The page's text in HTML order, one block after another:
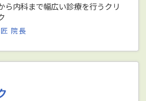
ら内科まで幅広い診療を行うクリ
院長